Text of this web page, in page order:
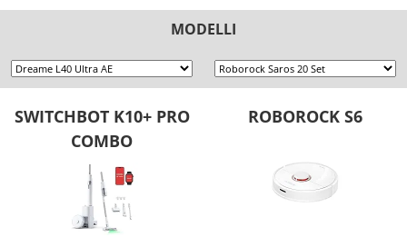
MODELLI
SWITCHBOT K10+ PRO
COMBO
ROBOROCK S6